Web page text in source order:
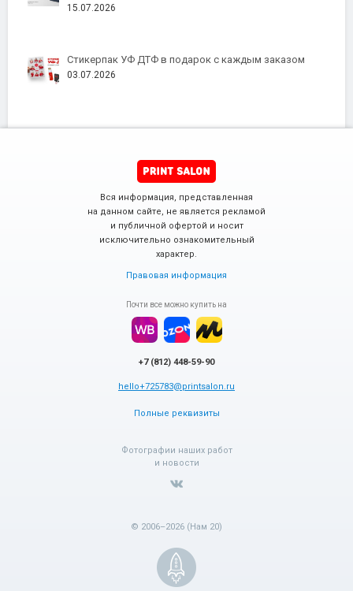
15.07.2026
Стикерпак УФ ДТФ в подарок с каждым заказом
03.07.2026
Вся информация, представленная
на данном сайте, не является рекламой
и публичной офертой и носит
исключительно ознакомительный
характер.
Правовая информация
Почти все можно купить на
+7 (812) 448-59-90
hello+725783@printsalon.ru
Полные реквизиты
Фотографии наших работ
и новости
© 2006–2026 (Нам 20)